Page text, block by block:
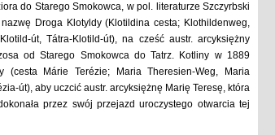
do Starego Smokowca, w pol. literaturze Szczyrbski
Droga Klotyldy (Klotildina cesta; Klothildenweg,
út, Tátra-Klotild-út), na cześć austr. arcyksiężny
od Starego Smokowca do Tatrz. Kotliny w 1889
(cesta Márie Terézie; Maria Theresien-Weg, Maria
út), aby uczcić austr. arcyksiężnę Marię Teresę, która
przez swój przejazd uroczystego otwarcia tej